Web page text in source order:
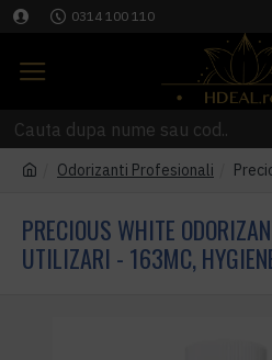
0314 100 110
Odorizanti Profesionali
PRECIOUS WHITE
UTILIZARI - 163MC,